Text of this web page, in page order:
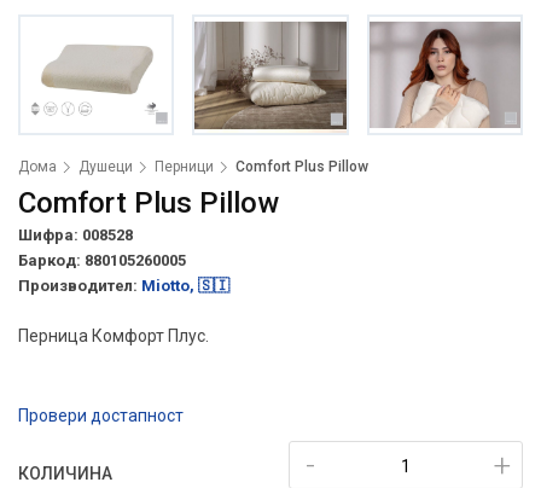
Дома Душеци Перници Comfort Plus Pillow
Comfort Plus Pillow
Шифра: 008528
Баркод: 880105260005
Производител: Miotto, 🇸🇮
Перница Комфорт Плус.
Провери достапност
КОЛИЧИНА +
-